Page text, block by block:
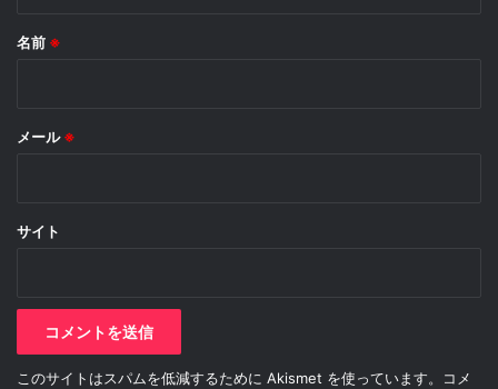
名前 ※
メール※
サイト
このサイトはスパムを低減するために Akismet を使っています。 コメ